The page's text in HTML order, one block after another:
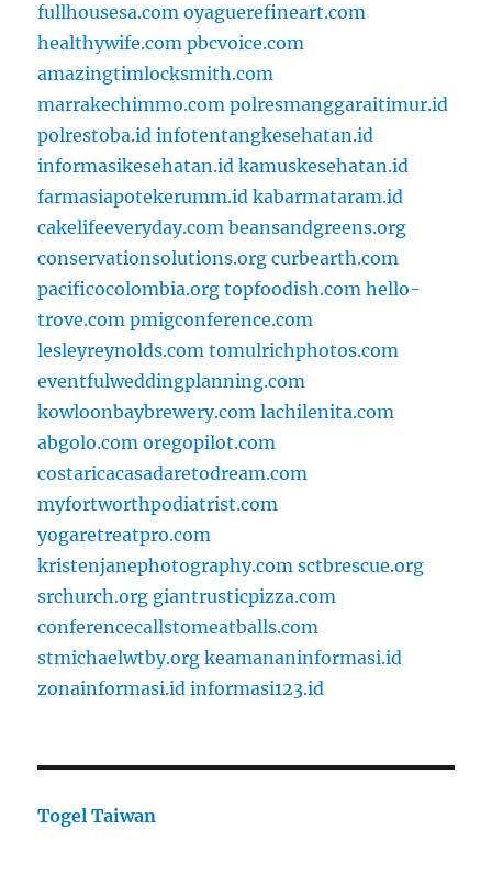
fullhousesa.com oyaguerefineart.com
healthywife.com pbcvoice.com
amazingtimlocksmith.com
marrakechimmo.com polresmanggaraitimur.id
polrestoba.id infotentangkesehatan.id
informasikesehatan.id kamuskesehatan.id
farmasiapotekerumm.id kabarmataram.id
cakelifeeveryday.com beansandgreens.org
conservationsolutions.org curbearth.com
pacificocolombia.org topfoodish.com hello-
trove.com pmigconference.com
lesleyreynolds.com tomulrichphotos.com
eventfulweddingplanning.com
kowloonbaybrewery.com lachilenita.com
abgolo.com oregopilot.com
costaricacasadaretodream.com
myfortworthpodiatrist.com
yogaretreatpro.com
kristenjanephotography.com sctbrescue.org
srchurch.org giantrusticpizza.com
conferencecallstomeatballs.com
stmichaelwtby.org keamananinformasi.id
zonainformasi.id informasi123.id
Togel Taiwan